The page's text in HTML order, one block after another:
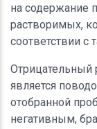
на содержание
растворимых,
соответствии с
Отрицательный
является
отобранной
негативным,